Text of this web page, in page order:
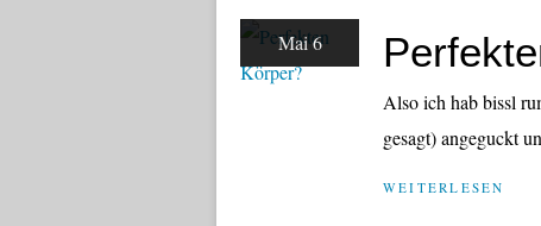
Mai 6
Also ich hab bissl
gesagt) angeguckt
WEITERLESEN